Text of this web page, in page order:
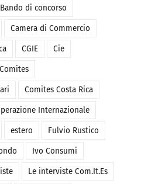
d'Italia
Bando di concorso
Camera di Commercio
CGIE
Comites
Comites Costa Rica
Internazionale
estero Fulvio Rustico
Ivo Consumi